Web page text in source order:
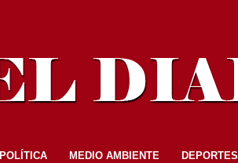
POLÍTICA MEDIO AMBIENTE DEPORTES